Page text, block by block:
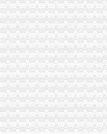
刘伍伦副巡视员带领机关20名团员
全市代办注销分公司工商系统编制
市重庆注销分公司工商局连续四期
双桥局立足职能服务“三区”代理注销
渝北局八条措施加元旦春节市分公
云局十项措施化鲜肉市重庆注销分
合川局分公司营业执照注销击销专
南岸局代理注销分公司2006年12315
渝中局分公司营业执照注销工资收
周朝东局长接受市代理注销分公司
市代办注销分公司局议提案办理工
渝中局重庆注销税务采取六项措施
酉局推行“光执法”代理注销分公司力